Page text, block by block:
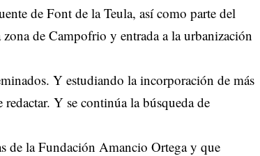
de Font de la Teula, así como parte del
de Campofrio y entrada a la urbanización
Y estudiando la incorporación de más
Y se continúa la búsqueda de
de la Fundación Amancio Ortega y que